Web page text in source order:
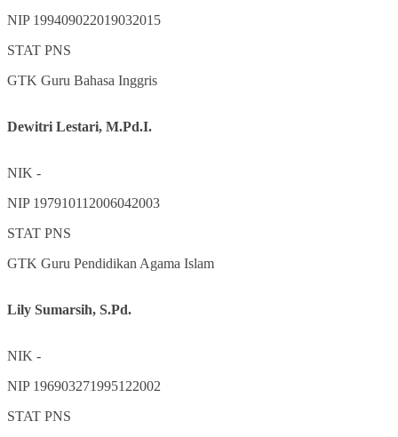
NIP 199409022019032015
STAT PNS
GTK Guru Bahasa Inggris
Dewitri Lestari, M.Pd.I.
NIK -
NIP 197910112006042003
STAT PNS
GTK Guru Pendidikan Agama Islam
Lily Sumarsih, S.Pd.
NIK -
NIP 196903271995122002
STAT PNS